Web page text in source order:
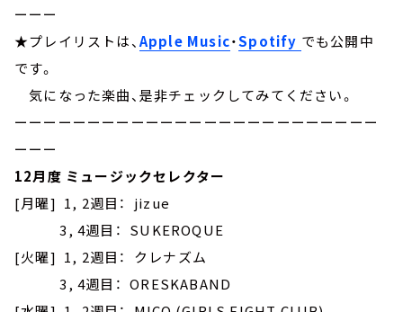
ーーー
★プレイリストは、Apple Music・Spotify でも公開中
です。
気になった楽曲、是非チェックしてみてください。
ーーーーーーーーーーーーーーーーーーーーーーーーー
ーーー
12月度 ミュージックセレクター
[月曜] 1, 2週目： jizue
3, 4週目： SUKEROQUE
[火曜] 1, 2週目： クレナズム
3, 4週目： ORESKABAND